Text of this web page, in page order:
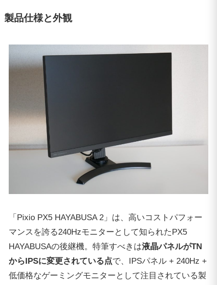
製品仕様と外観
「Pixio PX5 HAYABUSA 2」は、高いコストパフォー
マンスを誇る240Hzモニターとして知られたPX5
HAYABUSAの後継機。特筆すべきは液晶パネルがTN
からIPSに変更されている点で、IPSパネル + 240Hz +
低価格なゲーミングモニターとして注目されている製